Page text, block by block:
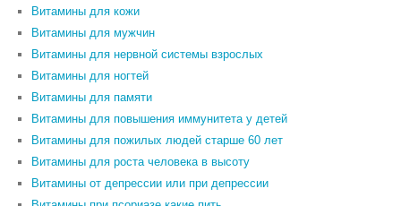
Витамины для кожи
Витамины для мужчин
Витамины для нервной системы взрослых
Витамины для ногтей
Витамины для памяти
Витамины для повышения иммунитета у детей
Витамины для пожилых людей старше 60 лет
Витамины для роста человека в высоту
Витамины от депрессии или при депрессии